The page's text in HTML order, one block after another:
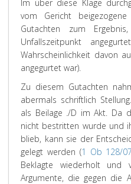
Im über diese Klage
vom Gericht
Gutachten zum
Unfallszeitpunkt
Wahrscheinlichkeit davon
angegurtet war).
Zu diesem Gutachten
abermals schriftlich
als Beilage ./D im Akt. Da
nicht bestritten wurde und
blieb, kann sie der
gelegt werden (1 Ob 128/
Beklagte wiederholt und
Argumente, die gegen die